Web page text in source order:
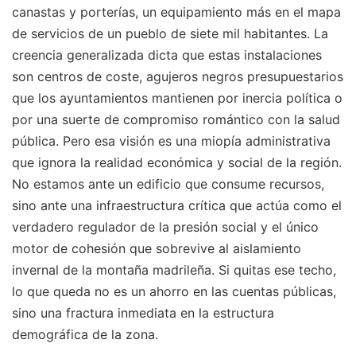
canastas y porterías, un equipamiento más en el mapa
de servicios de un pueblo de siete mil habitantes. La
creencia generalizada dicta que estas instalaciones
son centros de coste, agujeros negros presupuestarios
que los ayuntamientos mantienen por inercia política o
por una suerte de compromiso romántico con la salud
pública. Pero esa visión es una miopía administrativa
que ignora la realidad económica y social de la región.
No estamos ante un edificio que consume recursos,
sino ante una infraestructura crítica que actúa como el
verdadero regulador de la presión social y el único
motor de cohesión que sobrevive al aislamiento
invernal de la montaña madrileña. Si quitas ese techo,
lo que queda no es un ahorro en las cuentas públicas,
sino una fractura inmediata en la estructura
demográfica de la zona.